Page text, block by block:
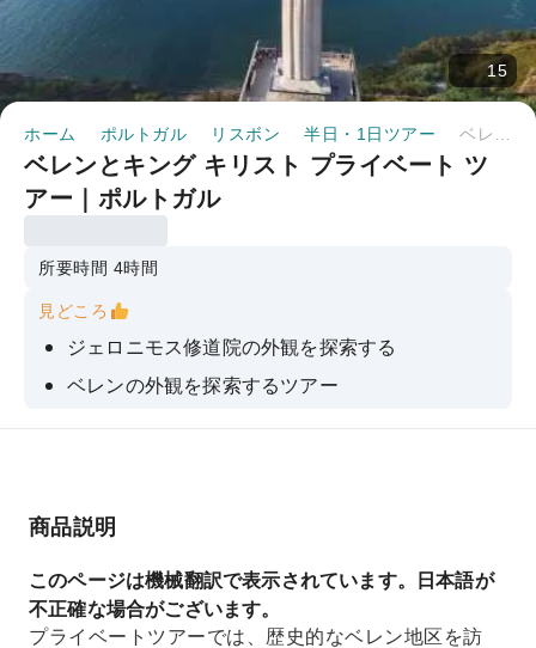
15
ホーム ポルトガル リスボン 半日・1日ツアー
ベレンとキング キリスト プライベート ツ
アー｜ポルトガル
所要時間 4時間
見どころ
ジェロニモス修道院の外観を探索する
ベレンの外観を探索するツアー
ベレンのパステルを味わってみてください。
商品説明
このページは機械翻訳で表示されています。日本語が
不正確な場合がございます。
プライベートツアーでは、歴史的なベレン地区を訪